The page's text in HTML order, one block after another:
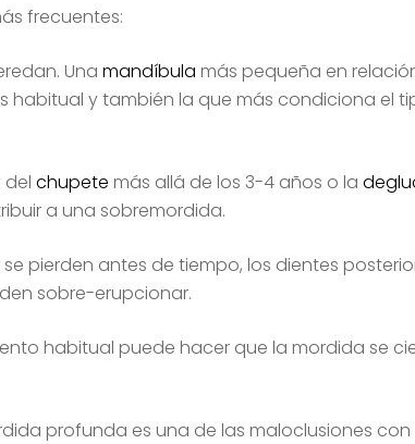
frecuentes:
Unamandíbula más pequeña en
habitual y también la que más condiciona el
delchupete más allá de los 3-4 años o la
a una sobremordida.
se pierden antes de tiempo, los dientes
sobre-erupcionar.
habitual puede hacer que la mordida se
profunda es una de las maloclusiones